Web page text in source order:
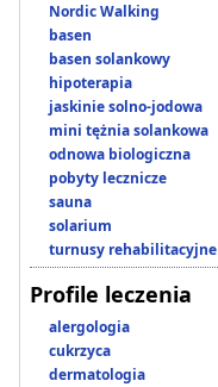
Nordic Walking
basen
basen solankowy
hipoterapia
jaskinie solno-jodowa
mini tężnia solankowa
odnowa biologiczna
pobyty lecznicze
sauna
solarium
turnusy rehabilitacyjne
Profile leczenia
alergologia
cukrzyca
dermatologia